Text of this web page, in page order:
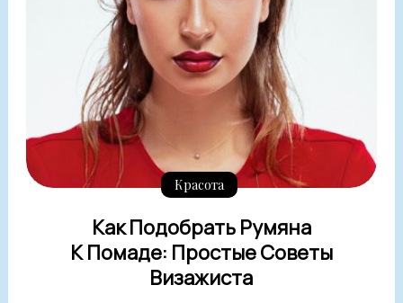
Красота
Как Подобрать Румяна
К Помаде: Простые Советы
Визажиста